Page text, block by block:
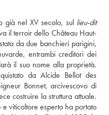
già nel XV secolo, sul lieu-dit
il terroir dello Château Haut-
da due banchieri parigini,
entrambi creditori dei
il suo nome alla proprietà.
da Alcide Bellot des
Bonnet, arcivescovo di
costruire la struttura attuale.
viticoltore esperto ha portato